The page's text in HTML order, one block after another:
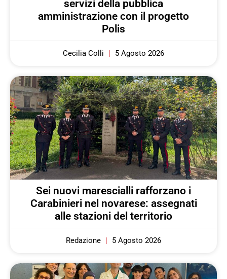
servizi della pubblica
amministrazione con il progetto
Polis
Cecilia Colli 5 Agosto 2026
Sei nuovi marescialli rafforzano i
Carabinieri nel novarese: assegnati
alle stazioni del territorio
Redazione 5 Agosto 2026